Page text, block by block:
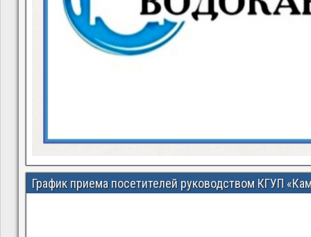
График приема посетителей руководством КГУП